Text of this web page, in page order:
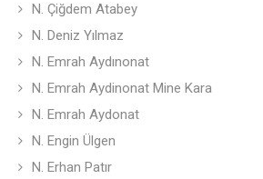
N. Çiğdem Atabey
N. Deniz Yılmaz
N. Emrah Aydınonat
N. Emrah Aydinonat Mine Kara
N. Emrah Aydonat
N. Engin Ülgen
N. Erhan Patır